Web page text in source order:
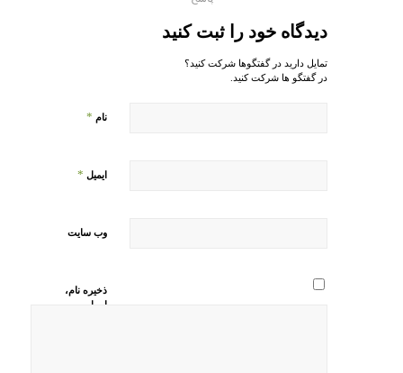
دیدگاه خود را ثبت کنید
تمایل دارید در گفتگوها شرکت کنید؟
در گفتگو ها شرکت کنید.
نام *
ایمیل *
وب‌ سایت
ذخیره نام،
ایمیل و